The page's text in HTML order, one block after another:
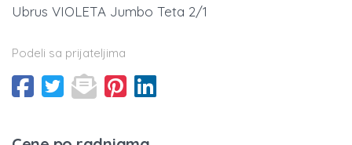
Ubrus VIOLETA Jumbo Teta 2/1
Podeli sa prijateljima